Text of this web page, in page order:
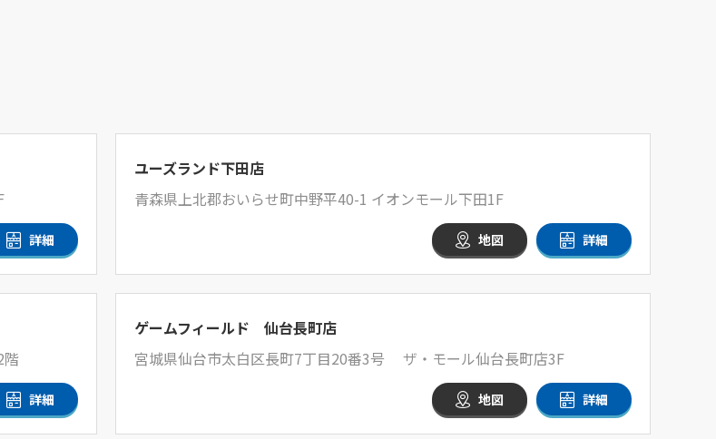
詳細
ユーズランド下田店
青森県上北郡おいらせ町中野平40-1 イオンモール下田1F
地図 詳細
詳細
ゲームフィールド 仙台長町店
宮城県仙台市太白区長町7丁目20番3号 ザ・モール仙台長町店3F
地図 詳細